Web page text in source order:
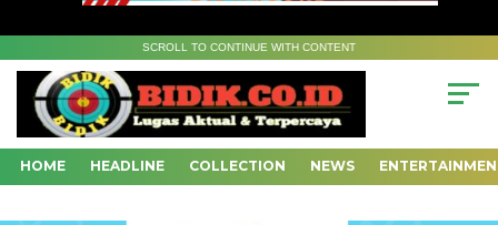
SCROLL TO CONTINUE WITH CONTENT
HOME HEADLINE COLLECTION NEWS